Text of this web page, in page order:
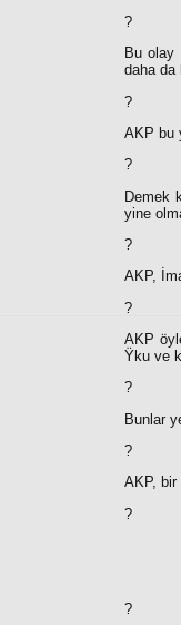
?
Bu olay
daha da
?
AKP bu
?
Demek
yine
?
AKP,
?
AKP
Ÿku ve
?
Bunlar
?
AKP,
?
?